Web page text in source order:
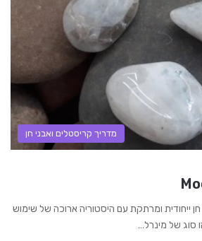
מדריך קריסטלים ואבני חן
חן ייחודית ומרתקת עם היסטוריה ארוכה של שימוש
סוג של מינרל…